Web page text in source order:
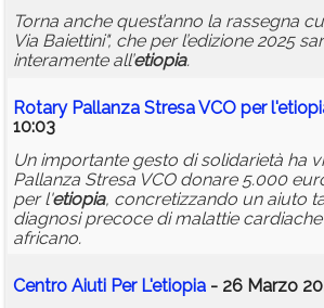
Torna anche quest’anno la rassegna
Via Baiettini", che per l’edizione 2025
interamente all’etiopia.
Rotary Pallanza Stresa VCO per l'
10:03
Un importante gesto di solidarietà ha
Pallanza Stresa VCO donare 5.000
per l'etiopia, concretizzando un aiuto
diagnosi precoce di malattie
africano.
Centro Aiuti Per L'etiopia - 26 Marzo